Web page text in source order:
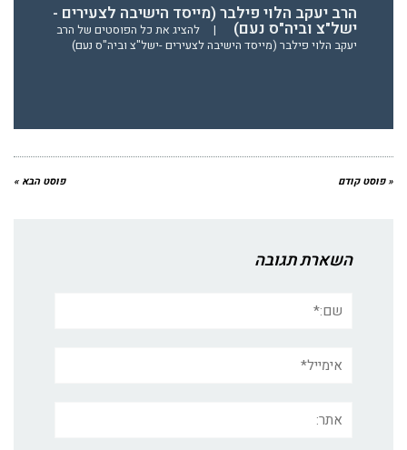
הרב יעקב הלוי פילבר (מייסד הישיבה לצעירים -
ישל"צ וביה"ס נעם) |
להציג את כל הפוסטים של הרב
יעקב הלוי פילבר (מייסד הישיבה לצעירים -ישל"צ וביה"ס נעם)
« פוסט קודם פוסט הבא »
השארת תגובה